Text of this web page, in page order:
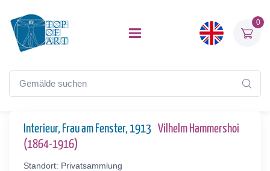
0
Interieur, Frau am Fenster, 1913 Vilhelm Hammershoi
(1864-1916)
Standort: Privatsammlung